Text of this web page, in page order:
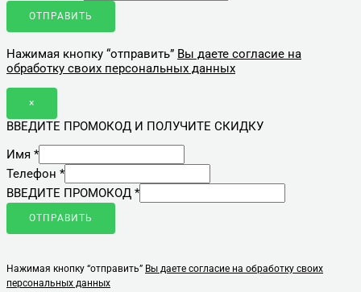
ОТПРАВИТЬ
Нажимая кнопку “отправить” Вы даете согласие на
обработку своих персональных данных
×
ВВЕДИТЕ ПРОМОКОД И ПОЛУЧИТЕ СКИДКУ
Имя *
Телефон *
ВВЕДИТЕ ПРОМОКОД *
ОТПРАВИТЬ
Нажимая кнопку “отправить” Вы даете согласие на обработку своих
персональных данных